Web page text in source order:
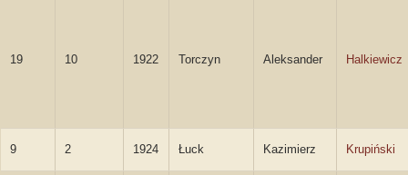
19 10 1922 Torczyn Aleksander Halkiewicz
9 2 1924 Łuck Kazimierz Krupiński